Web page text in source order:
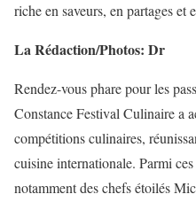
riche en saveurs, en partages et
La Rédaction/Photos: Dr
Rendez-vous phare pour les
Constance Festival Culinaire a
compétitions culinaires,
cuisine internationale. Parmi
notamment des chefs étoilés